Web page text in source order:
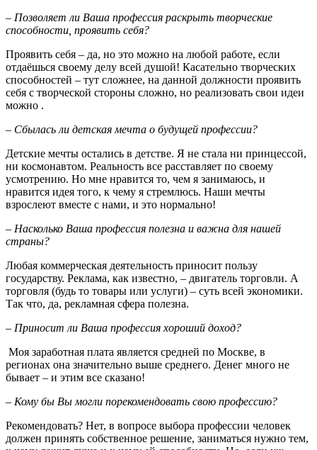
– Позволяет ли Ваша профессия раскрыть творческие
способности, проявить себя?
Проявить себя – да, но это можно на любой работе, если
отдаёшься своему делу всей душой! Касательно творческих
способностей – тут сложнее, на данной должности проявить
себя с творческой стороны сложно, но реализовать свои идеи
можно .
– Сбылась ли детская мечта о будущей профессии?
Детские мечты остались в детстве. Я не стала ни принцессой,
ни космонавтом. Реальность все расставляет по своему
усмотрению. Но мне нравится то, чем я занимаюсь, и
нравится идея того, к чему я стремлюсь. Наши мечты
взрослеют вместе с нами, и это нормально!
– Насколько Ваша профессия полезна и важна для нашей
страны?
Любая коммерческая деятельность приносит пользу
государству. Реклама, как известно, – двигатель торговли. А
торговля (будь то товары или услуги) – суть всей экономики.
Так что, да, рекламная сфера полезна.
– Приносит ли Ваша профессия хороший доход?
Моя заработная плата является средней по Москве, в
регионах она значительно выше среднего. Денег много не
бывает – и этим все сказано!
– Кому бы Вы могли порекомендовать свою профессию?
Рекомендовать? Нет, в вопросе выбора профессии человек
должен принять собственное решение, заниматься нужно тем,